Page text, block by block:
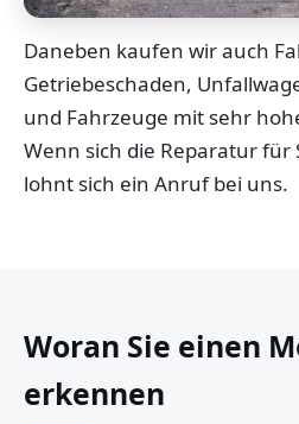
Daneben kaufen wir auch
Getriebeschaden,
und Fahrzeuge mit sehr
Wenn sich die Reparatur
lohnt sich ein Anruf bei uns.
Woran Sie einen
erkennen